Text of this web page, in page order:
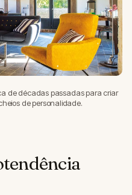
de décadas passadas para criar
de personalidade.